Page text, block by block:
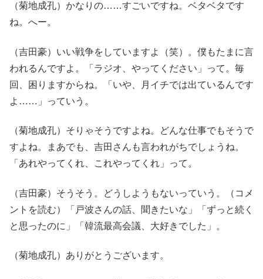
（菊地成孔）かなりの……すごいですね。ベタベタです
ね。へー。
（吉田豪）いい戦争をしていますよ（笑）。僕もたまに言
われるんですよ。「ラジオ、やってください」って。毎
回、困りますからね。「いや、月イチでは出ているんです
よ……」っていう。
（菊地成孔）そりゃそうですよね。どんな仕事でもそうで
すよね。まあでも、吉田さんも言われがちでしょうね。
「あれやってくれ、これやってくれ」って。
（吉田豪）そうそう。どうしようもないっていう。（コメ
ントを読む）「戸波さんの話、聞きたいな」「ずっと続く
と思ったのに」「韓流最高会議、大好きでした」。
（菊地成孔）ありがとうございます。